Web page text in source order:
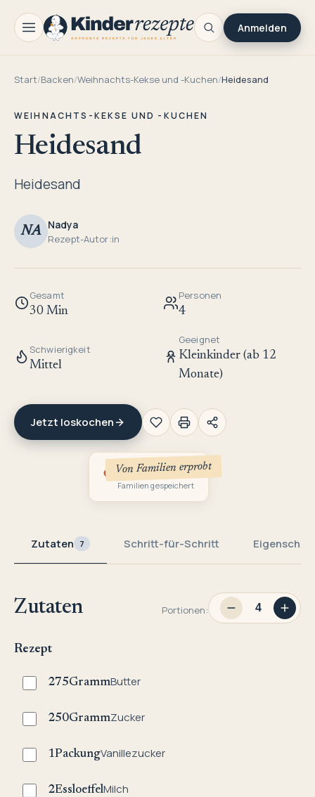
Anmelden
Start/Backen/Weihnachts-Kekse und -Kuchen/Heidesand
WEIHNACHTS-KEKSE UND -KUCHEN
Heidesand
Heidesand
NA Nadya
Rezept-Autor:in
Gesamt
30 Min
Personen
4
Schwierigkeit
Mittel
Geeignet
Kleinkinder (ab 12
Monate)
Jetzt loskochen
Von Familien erprobt
1
Familien gespeichert
Zutaten 7 Schritt-für-Schritt
Zutaten Portionen:
Rezept
275GrammButter
250GrammZucker
1PackungVanillezucker
2EssloeffelMilch